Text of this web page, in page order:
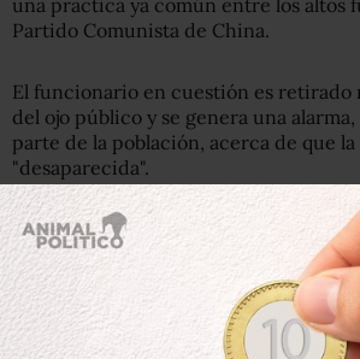
una práctica ya común entre los altos
Partido Comunista de China.
El funcionario en cuestión es
del ojo público y se genera una
parte de la población, acerca de que
"desaparecida".
Finalmente, el partido declara que el
"bajo investigación", el funcionario es
partido por "infracciones
anuncia una sentencia de prisión.